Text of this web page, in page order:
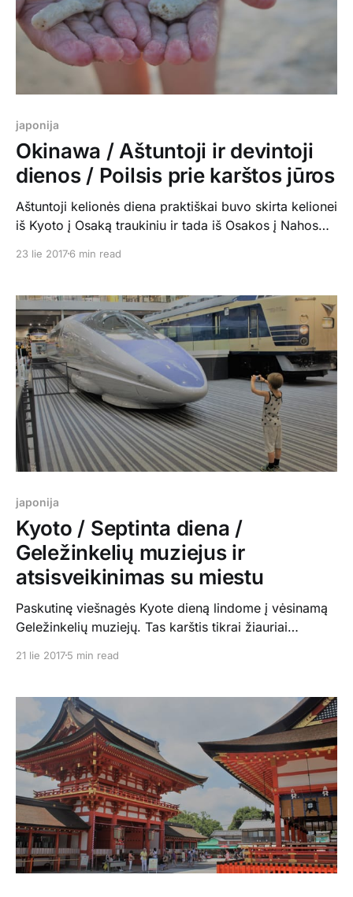
japonija
Okinawa / Aštuntoji ir devintoji
dienos / Poilsis prie karštos jūros
Aštuntoji kelionės diena praktiškai buvo skirta kelionei
iš Kyoto į Osaką traukiniu ir tada iš Osakos į Nahos
pripratę prie kasdienių kelionių, kad be jokių zyzalų
laisvų) ir keliauja, kur liepiam. Bet kai nuvargsta
23 lie 20176 min read
japonija
Kyoto / Septinta diena /
Geležinkelių muziejus ir
atsisveikinimas su miestu
Paskutinę viešnagės Kyote dieną lindome į vėsinamą
Geležinkelių muziejų. Tas karštis tikrai žiauriai
ekspozicijos lauke, pirmajame aukšte daug traukinių
aukštas dar interaktyvesnis. Yra pristatyta traukinukų,
kuriuos važiuojančius galima stebėti bei valdyti, yra
simuliatorius, taip
21 lie 20175 min read